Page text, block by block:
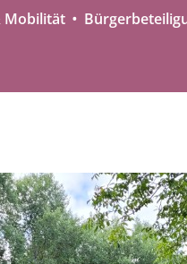
Mobilität